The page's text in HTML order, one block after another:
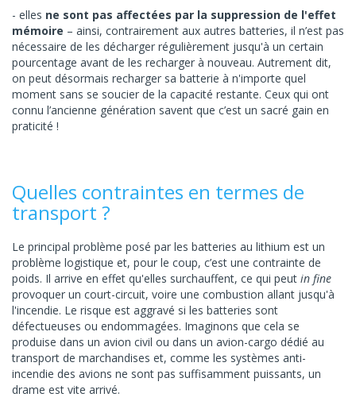
elles ne sont pas affectées par la suppression de l'effet
mémoire – ainsi, contrairement aux autres batteries, il n’est pas
nécessaire de les décharger régulièrement jusqu'à un certain
pourcentage avant de les recharger à nouveau. Autrement dit,
on peut désormais recharger sa batterie à n'importe quel
moment sans se soucier de la capacité restante. Ceux qui ont
connu l’ancienne génération savent que c’est un sacré gain en
praticité !
Quelles contraintes en termes de
transport ?
Le principal problème posé par les batteries au lithium est un
problème logistique et, pour le coup, c’est une contrainte de
poids. Il arrive en effet qu'elles surchauffent, ce qui peut in fine
provoquer un court-circuit, voire une combustion allant jusqu'à
l'incendie. Le risque est aggravé si les batteries sont
défectueuses ou endommagées. Imaginons que cela se
produise dans un avion civil ou dans un avion-cargo dédié au
transport de marchandises et, comme les systèmes anti-
incendie des avions ne sont pas suffisamment puissants, un
drame est vite arrivé.